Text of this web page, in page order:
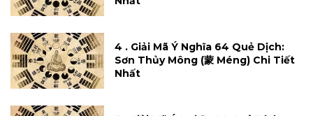
4 . Giải Mã Ý Nghĩa 64 Quẻ Dịch:
Sơn Thủy Mông (蒙 Méng) Chi Tiết
Nhất